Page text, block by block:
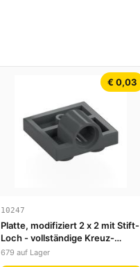
€ 0,03
10247
Platte, modifiziert 2 x 2 mit Stift-
Loch - vollständige Kreuz-
Verstärkung unten
679 auf Lager